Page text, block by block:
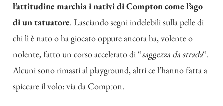
l’attitudine marchia i nativi di Compton come l’ago
di un tatuatore. Lasciando segni indelebili sulla pelle di
chi lì è nato o ha giocato oppure ancora ha, volente o
nolente, fatto un corso accelerato di “saggezza da strada“.
Alcuni sono rimasti al playground, altri ce l’hanno fatta a
spiccare il volo: via da Compton.